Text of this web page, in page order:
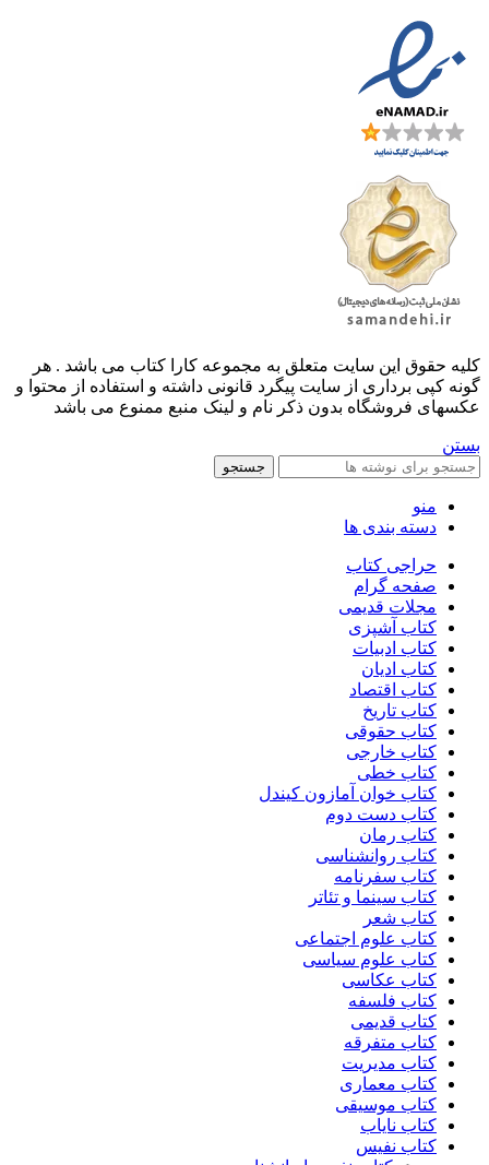
کليه حقوق اين سايت متعلق به مجموعه کارا کتاب می باشد . هر
گونه کپی برداری از سایت پیگرد قانونی داشته و استفاده از محتوا و
عکسهای فروشگاه بدون ذکر نام و لینک منبع ممنوع می باشد
بستن
جستجو
منو
دسته بندی ها
حراجی کتاب
صفحه گرام
مجلات قدیمی
کتاب آشپزی
کتاب ادبیات
کتاب ادیان
کتاب اقتصاد
کتاب تاریخ
کتاب حقوقی
کتاب خارجی
کتاب خطی
کتاب خوان آمازون کیندل
کتاب دست دوم
کتاب رمان
کتاب روانشناسی
کتاب سفرنامه
کتاب سینما و تئاتر
کتاب شعر
کتاب علوم اجتماعی
کتاب علوم سیاسی
کتاب عکاسی
کتاب فلسفه
کتاب قدیمی
کتاب متفرقه
کتاب مدیریت
کتاب معماری
کتاب موسیقی
کتاب نایاب
کتاب نفیس